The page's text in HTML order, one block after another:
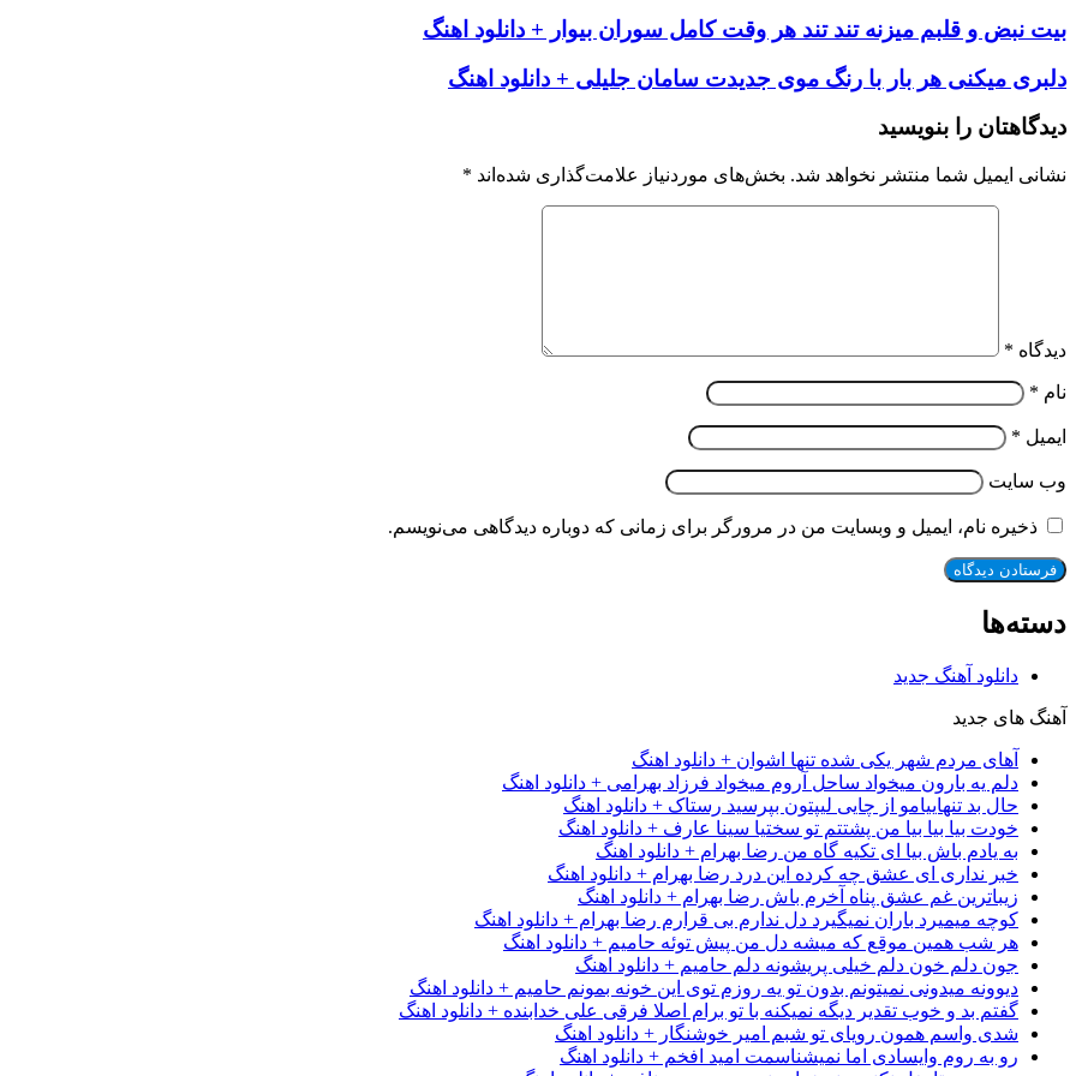
بیت نبض و قلبم میزنه تند تند هر وقت کامل سوران بیوار + دانلود اهنگ
دلبری میکنی هر بار با رنگ موی جدیدت سامان جلیلی + دانلود اهنگ
دیدگاهتان را بنویسید
نشانی ایمیل شما منتشر نخواهد شد. بخش‌های موردنیاز علامت‌گذاری شده‌اند *
دیدگاه *
نام *
ایمیل *
وب‌ سایت
ذخیره نام، ایمیل و وبسایت من در مرورگر برای زمانی که دوباره دیدگاهی می‌نویسم.
دسته‌ها
دانلود آهنگ جدید
آهنگ های جدید
آهای مردم شهر یکی شده تنها اشوان + دانلود اهنگ
دلم یه بارون میخواد ساحل آروم میخواد فرزاد بهرامی + دانلود اهنگ
حال بد تنهاییامو از چایی لیپتون بپرسید رستاک + دانلود اهنگ
خودت بیا بیا بیا من پشتتم تو سختیا سینا عارف + دانلود اهنگ
به یادم باش بیا ای تکیه گاه من رضا بهرام + دانلود اهنگ
خبر نداری ای عشق چه کرده این درد رضا بهرام + دانلود اهنگ
زیباترین غم عشق پناه آخرم باش رضا بهرام + دانلود اهنگ
کوچه میمیرد باران نمیگیرد دل ندارم بی قرارم رضا بهرام + دانلود اهنگ
هر شب همین موقع که میشه دل من پیش توئه حامیم + دانلود اهنگ
جون دلم خون دلم خیلی پریشونه دلم حامیم + دانلود اهنگ
دیوونه میدونی نمیتونم بدون تو یه روزم توی این خونه بمونم حامیم + دانلود اهنگ
گفتم بد و خوب تقدیر دیگه نمیکنه با تو برام اصلا فرقی علی خدابنده + دانلود اهنگ
شدی واسم همون رویای تو شبم امیر خوشنگار + دانلود اهنگ
رو به روم وایسادی اما نمیشناسمت امید افخم + دانلود اهنگ